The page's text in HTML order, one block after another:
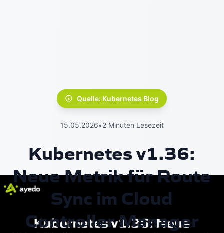
Quelle: Kubernetes Blog
15.05.2026•2 Minuten Lesezeit
Kubernetes v1.36:
Neue Metrik für Route
Sync im Cloud
Controller Manager